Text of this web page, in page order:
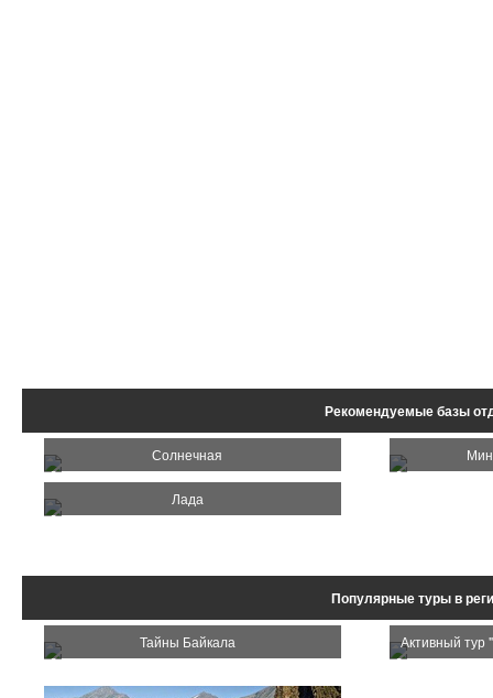
Рекомендуемые базы
Солнечная
Лада
Популярные туры в
Тайны Байкала Активный тур